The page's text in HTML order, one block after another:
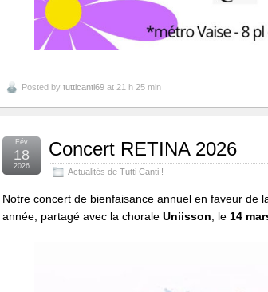
Posted by tutticanti69 at 21 h 25 min
Concert RETINA 2026
Actualités de Tutti Canti !
Fév
18
2026
Notre concert de bienfaisance annuel en faveur de
année, partagé avec la chorale Uniisson, le 14